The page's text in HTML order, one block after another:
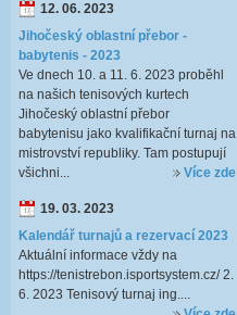
12. 06. 2023
Jihočeský oblastní přebor -
babytenis - 2023
Ve dnech 10. a 11. 6. 2023 proběhl
na našich tenisových kurtech
Jihočeský oblastní přebor
babytenisu jako kvalifikační turnaj na
mistrovství republiky. Tam postupují
všichni...
Více zde
19. 03. 2023
Kalendář turnajů a rezervací 2023
Aktuální informace vždy na
https://tenistrebon.isportsystem.cz/ 2.
6. 2023 Tenisový turnaj ing....